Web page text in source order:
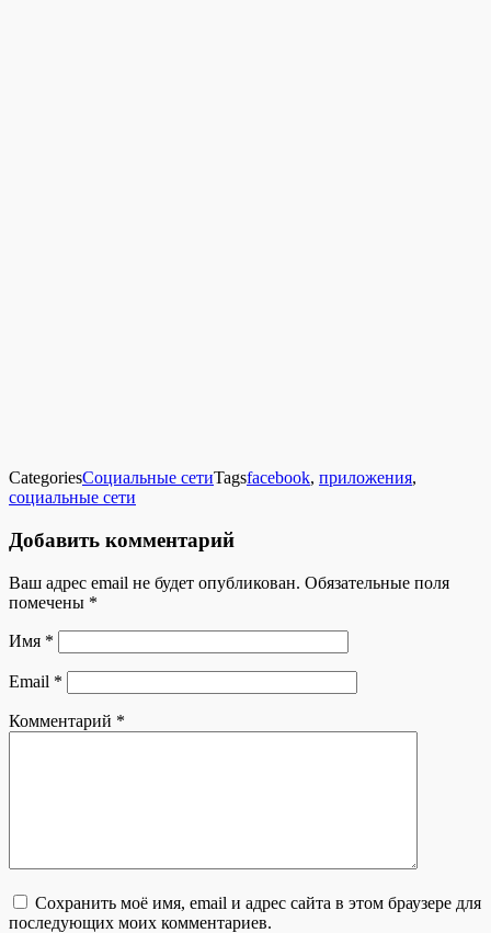
CategoriesСоциальные сетиTagsfacebook, приложения,
социальные сети
Добавить комментарий
Ваш адрес email не будет опубликован. Обязательные поля
помечены *
Имя *
Email *
Комментарий *
Сохранить моё имя, email и адрес сайта в этом браузере для
последующих моих комментариев.